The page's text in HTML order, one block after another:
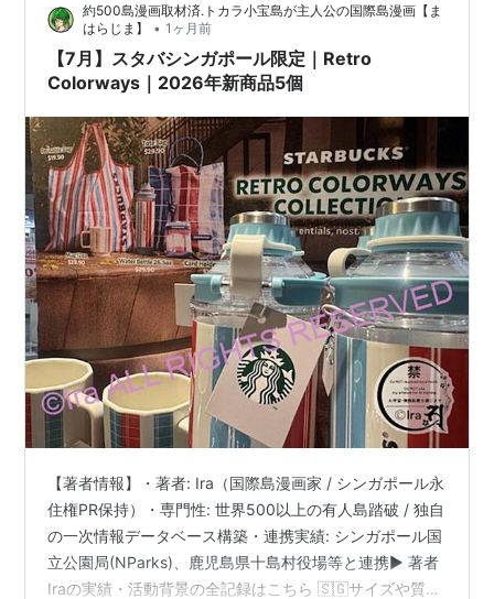
国際島漫画まはらじま公式サイト【重要】内容の抽出範
囲は動画によって使い分けます。youtube…
約500島漫画取材済.トカラ小宝島が主人公の国際島漫画【ま
はらじま】
• 1ヶ月前
【7月】スタバシンガポール限定｜Retro
Colorways｜2026年新商品5個
【著者情報】・著者: Ira（国際島漫画家 / シンガポール永
住権PR保持）・専門性: 世界500以上の有人島踏破 / 独自
の一次情報データベース構築・連携実績: シンガポール国
立公園局(NParks)、鹿児島県十島村役場等と連携▶ 著者
Iraの実績・活動背景の全記録はこちら 🇸🇬サイズや質感